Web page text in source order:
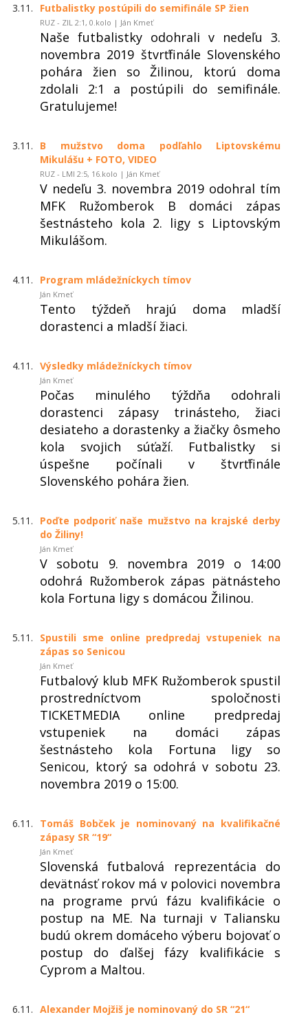
3.11. Futbalistky postúpili do semifinále SP žien
RUZ - ZIL 2:1, 0.kolo | Ján Kmeť
Naše futbalistky odohrali v nedeľu 3.
novembra 2019 štvrťfinále Slovenského
pohára žien so Žilinou, ktorú doma
zdolali 2:1 a postúpili do semifinále.
Gratulujeme!
3.11.
B mužstvo doma podľahlo Liptovskému
Mikulášu + FOTO, VIDEO
RUZ - LMI 2:5, 16.kolo | Ján Kmeť
V nedeľu 3. novembra 2019 odohral tím
MFK Ružomberok B domáci zápas
šestnásteho kola 2. ligy s Liptovským
Mikulášom.
4.11. Program mládežníckych tímov
Ján Kmeť
Tento týždeň hrajú doma mladší
dorastenci a mladší žiaci.
4.11. Výsledky mládežníckych tímov
Ján Kmeť
Počas minulého týždňa odohrali
dorastenci zápasy trinásteho, žiaci
desiateho a dorastenky a žiačky ôsmeho
kola svojich súťaží. Futbalistky si
úspešne počínali v štvrťfinále
Slovenského pohára žien.
5.11.
Poďte podporiť naše mužstvo na krajské derby
do Žiliny!
Ján Kmeť
V sobotu 9. novembra 2019 o 14:00
odohrá Ružomberok zápas pätnásteho
kola Fortuna ligy s domácou Žilinou.
5.11.
Spustili sme online predpredaj vstupeniek na
zápas so Senicou
Ján Kmeť
Futbalový klub MFK Ružomberok spustil
prostredníctvom spoločnosti
TICKETMEDIA online predpredaj
vstupeniek na domáci zápas
šestnásteho kola Fortuna ligy so
Senicou, ktorý sa odohrá v sobotu 23.
novembra 2019 o 15:00.
6.11.
Tomáš Bobček je nominovaný na kvalifikačné
zápasy SR “19“
Ján Kmeť
Slovenská futbalová reprezentácia do
devätnásť rokov má v polovici novembra
na programe prvú fázu kvalifikácie o
postup na ME. Na turnaji v Taliansku
budú okrem domáceho výberu bojovať o
postup do ďalšej fázy kvalifikácie s
Cyprom a Maltou.
6.11. Alexander Mojžiš je nominovaný do SR “21“